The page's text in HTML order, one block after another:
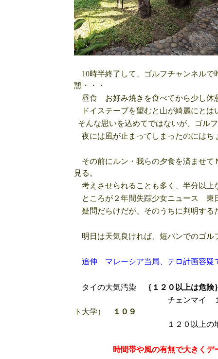
10時半終了して、ゴルフチャンネルで
憩・・・
昼食 お好み焼きを食べてから少し休
ドイステーブを望むと山が綺麗にとは
そんな思いを込めてではないが、ゴル
夜には風が止まってしまったのにはち
その前にルン・我らの夕食を済ませ
見る。
考えさせられることも多く、半分以上
ところが２年間失踪少女ニュース 東
疑問だらけだが、そのうちに判明する
明日は天気良ければ、短パンでのゴル
追伸 マレーシア当局、テロ計画容
タイの大気汚染
｛１２０以上は危険
チェンマイ １７
ト大学）
１０９
１２０以上の地区
時間帯や風の有無で大きくデータ